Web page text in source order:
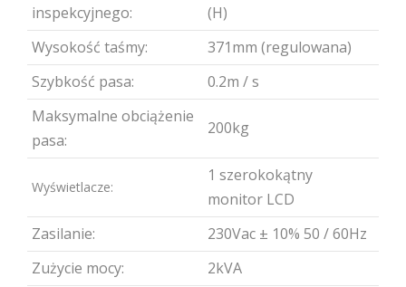
inspekcyjnego:
(H)
Wysokość taśmy:
371mm (regulowana)
Szybkość pasa:
0.2m / s
Maksymalne obciążenie
pasa:
200kg
Wyświetlacze:
1 szerokokątny
monitor LCD
Zasilanie:
230Vac ± 10% 50 / 60Hz
Zużycie mocy:
2kVA